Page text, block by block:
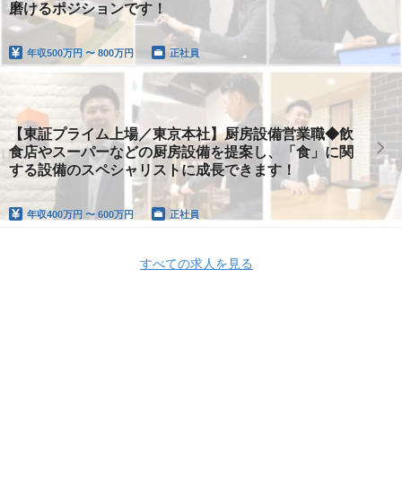
磨けるポジションです！
年収500万円 〜 800万円 正社員
【東証プライム上場／東京本社】厨房設備営業職◆飲
食店やスーパーなどの厨房設備を提案し、「食」に関
する設備のスペシャリストに成長できます！
年収400万円 〜 600万円 正社員
すべての求人を見る